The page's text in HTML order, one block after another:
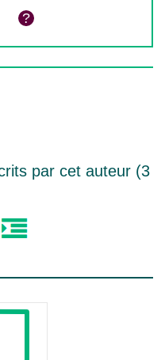
par cet auteur (3